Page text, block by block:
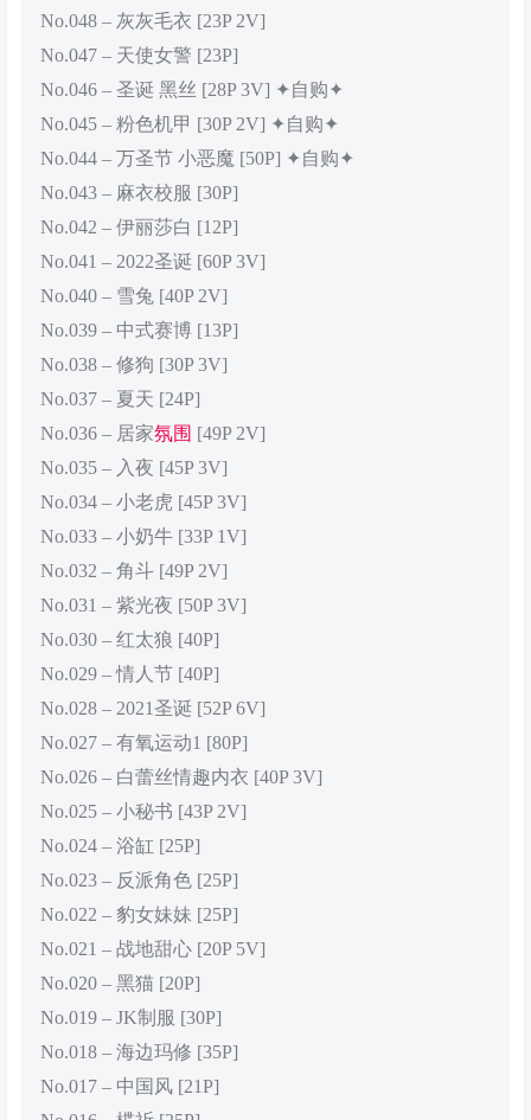
No.048 – 灰灰毛衣 [23P 2V]
No.047 – 天使女警 [23P]
No.046 – 圣诞 黑丝 [28P 3V] ✦自购✦
No.045 – 粉色机甲 [30P 2V] ✦自购✦
No.044 – 万圣节 小恶魔 [50P] ✦自购✦
No.043 – 麻衣校服 [30P]
No.042 – 伊丽莎白 [12P]
No.041 – 2022圣诞 [60P 3V]
No.040 – 雪兔 [40P 2V]
No.039 – 中式赛博 [13P]
No.038 – 修狗 [30P 3V]
No.037 – 夏天 [24P]
No.036 – 居家氛围 [49P 2V]
No.035 – 入夜 [45P 3V]
No.034 – 小老虎 [45P 3V]
No.033 – 小奶牛 [33P 1V]
No.032 – 角斗 [49P 2V]
No.031 – 紫光夜 [50P 3V]
No.030 – 红太狼 [40P]
No.029 – 情人节 [40P]
No.028 – 2021圣诞 [52P 6V]
No.027 – 有氧运动1 [80P]
No.026 – 白蕾丝情趣内衣 [40P 3V]
No.025 – 小秘书 [43P 2V]
No.024 – 浴缸 [25P]
No.023 – 反派角色 [25P]
No.022 – 豹女妹妹 [25P]
No.021 – 战地甜心 [20P 5V]
No.020 – 黑猫 [20P]
No.019 – JK制服 [30P]
No.018 – 海边玛修 [35P]
No.017 – 中国风 [21P]